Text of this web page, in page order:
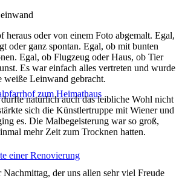
zum Heimathaus
einer Renovierung
heraus oder von einem Foto abgemalt. Egal,
oder ganz spontan. Egal, ob mit bunten
Egal, ob Flugzeug oder Haus, ob Tier
Es war einfach alles vertreten und wurde
weiße Leinwand gebracht.
natürlich auch das leibliche Wohl nicht
sich die Künstlertruppe mit Wiener und
es. Die Malbegeisterung war so groß,
mehr Zeit zum Trocknen hatten.
der uns allen sehr viel Freude